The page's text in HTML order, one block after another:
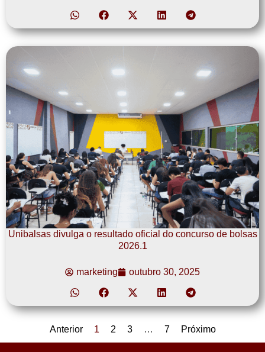
Unibalsas divulga o resultado oficial do concurso de bolsas
2026.1
marketing outubro 30, 2025
Anterior 1 2 3 … 7 Próximo